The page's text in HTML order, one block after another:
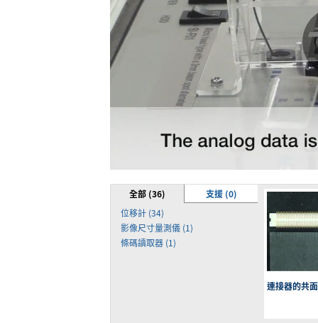
全部 (36)
支援 (0)
位移計 (34)
影像尺寸量測儀 (1)
條碼讀取器 (1)
連接器的共